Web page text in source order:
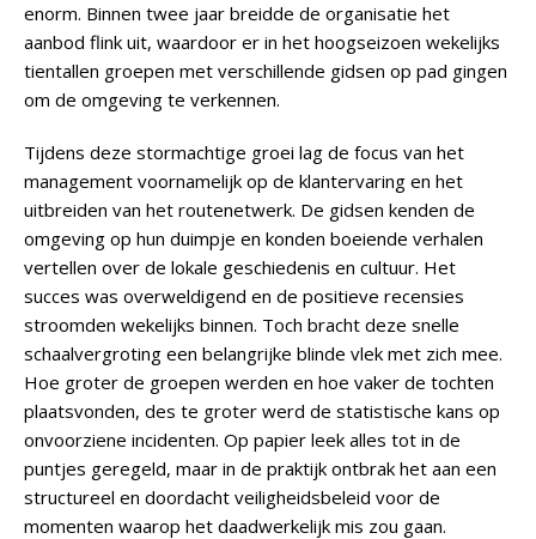
enorm. Binnen twee jaar breidde de organisatie het
aanbod flink uit, waardoor er in het hoogseizoen wekelijks
tientallen groepen met verschillende gidsen op pad gingen
om de omgeving te verkennen.
Tijdens deze stormachtige groei lag de focus van het
management voornamelijk op de klantervaring en het
uitbreiden van het routenetwerk. De gidsen kenden de
omgeving op hun duimpje en konden boeiende verhalen
vertellen over de lokale geschiedenis en cultuur. Het
succes was overweldigend en de positieve recensies
stroomden wekelijks binnen. Toch bracht deze snelle
schaalvergroting een belangrijke blinde vlek met zich mee.
Hoe groter de groepen werden en hoe vaker de tochten
plaatsvonden, des te groter werd de statistische kans op
onvoorziene incidenten. Op papier leek alles tot in de
puntjes geregeld, maar in de praktijk ontbrak het aan een
structureel en doordacht veiligheidsbeleid voor de
momenten waarop het daadwerkelijk mis zou gaan.